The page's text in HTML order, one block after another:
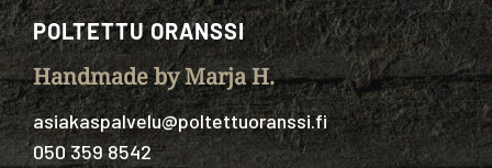
POLTETTU ORANSSI
Handmade by Marja H.
asiakaspalvelu@poltettuoranssi.fi
050 359 8542